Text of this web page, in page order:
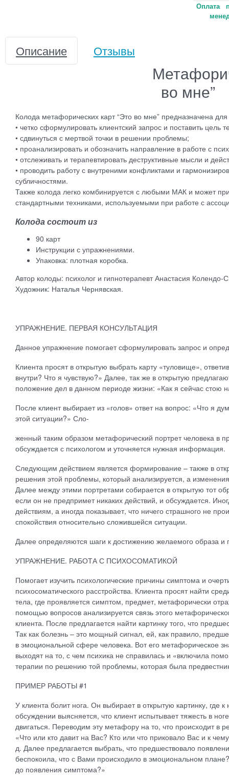
Оплата
Описание Отзывы
во мне”
Колода метафорических карт “Это во мне” предназначена
• четко сформулировать клиентский запрос и поставить цель
• сдвинуться с мертвой точки в решении проблемы;
• проанализировать и обозначить направление в работе с
• отслеживать и терапевтировать деструктивные мысли и
• проводить работу с внутреними конфликтами и
субличностями.
Также колода легко комбинируется с любыми МАК и может
стандартными техниками, используемыми при работе с
Колода состоит из
90 карт
Инструкции с упражнениями.
Упаковка: плотная коробка.
Автор колоды: психолог и гипнотерапевт Анастасия Колендо-
Художник: Наталья Чернявская.
УПРАЖНЕНИЕ. ПЕРВАЯ КОНСУЛЬТАЦИЯ
Данное упражнение помогает сформулировать запрос и
Клиента просят в открытую выбрать карту «туловище»,
внутри? Что я чувствую?» Далее, так же в открытую
положение дел в данном периоде жизни: «Как я сейчас стою
После клиент выбирает из «голов» ответ на вопрос: «Что я
этой ситуации?» Сло-
женный таким образом метафорический портрет человека в
обсуждается с психологом и уточняется нужная информация.
Следующим действием является формирование – также в
решения этой проблемы, который анализируется, а
Далее между этими портретами собирается в открытую тот
если он не предпримет никаких действий, и обсуждается.
действиям, а иногда показывает, что ничего страшного не
спокойствия относительно сложившейся ситуации.
Далее определяются шаги к достижению желаемого образа и
УПРАЖНЕНИЕ. РАБОТА С ПСИХОСОМАТИКОЙ
Помогает изучить психологические причины симптома и
психосоматического расстройства. Клиента просят найти
тела, где проявляется симптом, предмет, метафорически
помощью вопросов анализируется связь этого
клиента. После предлагается найти картинку того, что
Так как болезнь – это мощный сигнал, ей, как правило,
в эмоциональной сфере человека. Вот его метафорическое
выходят на то, с чем психика не справилась и «включила
терапии по решению той проблемы, которая была
ПРИМЕР РАБОТЫ #1
У клиента болит нога. Он выбирает в открытую картинку, где
обсуждении выясняется, что клиент испытывает тяжесть в
двигаться. Переводим эту метафору на то, что происходит в
«Что или кто давит на Вас? Кто или что приковало Вас и к
д. Далее предлагается выбрать, что предшествовало
беспокоила, что с Вами происходило в эмоциональном
до появления симптома?»